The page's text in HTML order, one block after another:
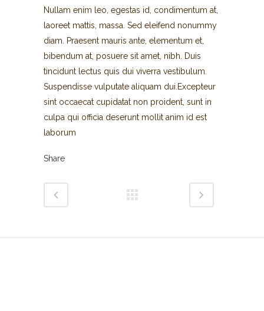
Nullam enim leo, egestas id, condimentum at,
laoreet mattis, massa. Sed eleifend nonummy
diam. Praesent mauris ante, elementum et,
bibendum at, posuere sit amet, nibh. Duis
tincidunt lectus quis dui viverra vestibulum.
Suspendisse vulputate aliquam dui.Excepteur
sint occaecat cupidatat non proident, sunt in
culpa qui officia deserunt mollit anim id est
laborum
Share